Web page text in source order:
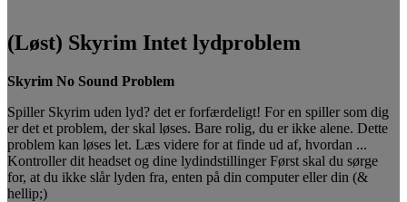
(Løst) Skyrim Intet lydproblem
Skyrim No Sound Problem
Spiller Skyrim uden lyd? det er forfærdeligt! For en spiller som dig
er det et problem, der skal løses. Bare rolig, du er ikke alene. Dette
problem kan løses let. Læs videre for at finde ud af, hvordan ...
Kontroller dit headset og dine lydindstillinger Først skal du sørge
for, at du ikke slår lyden fra, enten på din computer eller din (&
hellip;)